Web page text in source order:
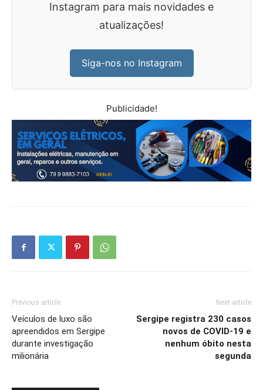
Instagram para mais novidades e
atualizações!
Siga-nos no Instagram
Publicidade!
Previous article
Veículos de luxo são
apreendidos em Sergipe
durante investigação
milionária
Next article
Sergipe registra 230 casos
novos de COVID-19 e
nenhum óbito nesta
segunda